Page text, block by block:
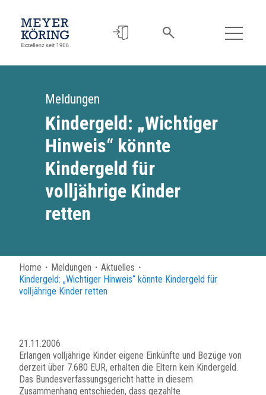
Meldungen
Kindergeld: „Wichtiger
Hinweis“ könnte
Kindergeld für
volljährige Kinder
retten
Home ・ Meldungen ・ Aktuelles ・
Kindergeld: „Wichtiger Hinweis“ könnte Kindergeld für
volljährige Kinder retten
21.11.2006
Erlangen volljährige Kinder eigene Einkünfte und Bezüge von
derzeit über 7.680 EUR, erhalten die Eltern kein Kindergeld.
Das Bundesverfassungsgericht hatte in diesem
Zusammenhang entschieden, dass gezahlte